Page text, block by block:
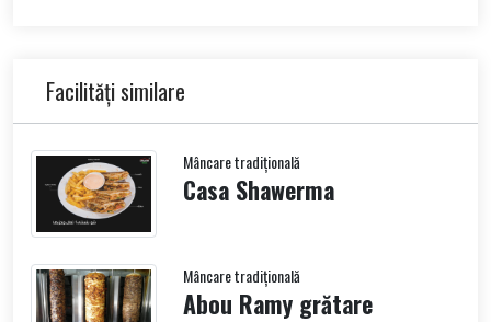
Facilități similare
Mâncare tradițională
Casa Shawerma
Mâncare tradițională
Abou Ramy grătare